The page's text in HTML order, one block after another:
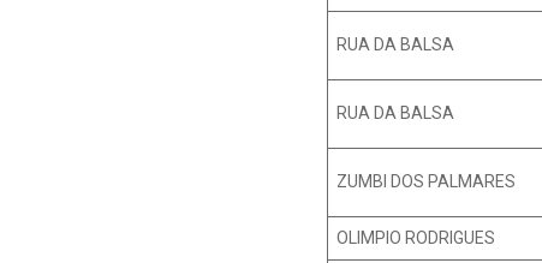
RUA DA BALSA
RUA DA BALSA
ZUMBI DOS PALMARES
OLIMPIO RODRIGUES